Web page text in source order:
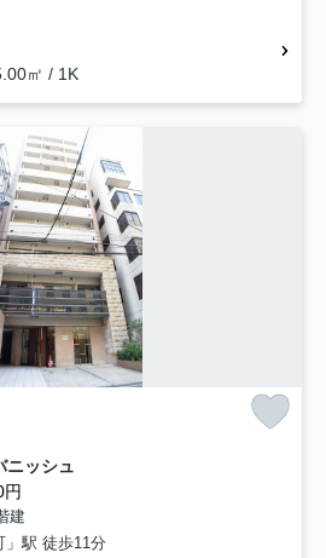
㎡ / 1K
ニッシュ
建
」駅 徒歩11分